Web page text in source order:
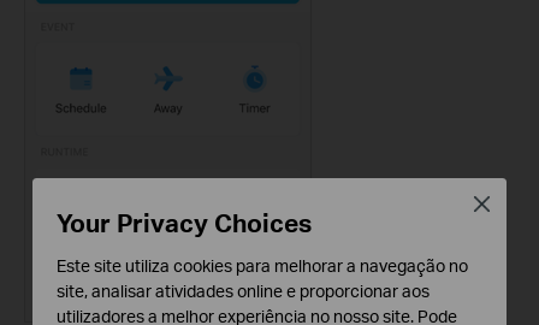
Your Privacy Choices
Este site utiliza cookies para melhorar a navegação no
site, analisar atividades online e proporcionar aos
utilizadores a melhor experiência no nosso site. Pode
Close